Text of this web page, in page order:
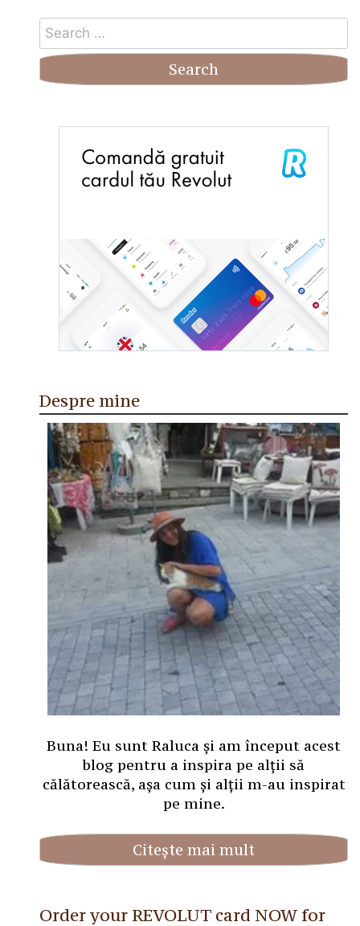
Search
for:
Despre mine
Buna! Eu sunt Raluca și am început acest
blog pentru a inspira pe alții să
călătorească, așa cum și alții m-au inspirat
pe mine.
Citește mai mult
Order your REVOLUT card NOW for